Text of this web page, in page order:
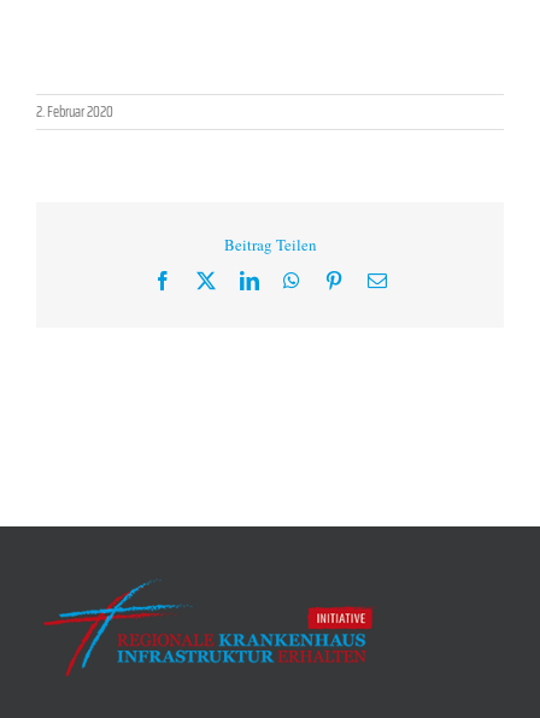
2. Februar 2020
Beitrag Teilen
Facebook LinkedInWhatsApp
Pinterest
E-